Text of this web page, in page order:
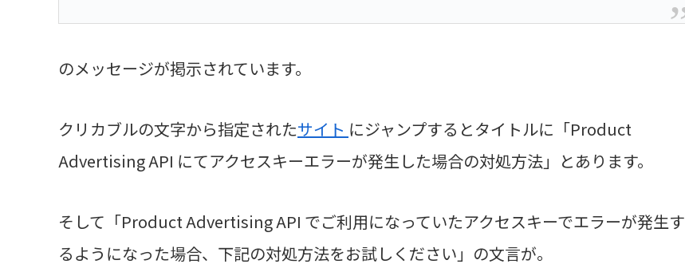
のメッセージが掲示されています。
クリカブルの文字から指定されたサイト にジャンプするとタイトルに「Product
Advertising API にてアクセスキーエラーが発生した場合の対処方法」とあります。
そして「Product Advertising API でご利用になっていたアクセスキーでエラーが発生す
るようになった場合、下記の対処方法をお試しください」の文言が。